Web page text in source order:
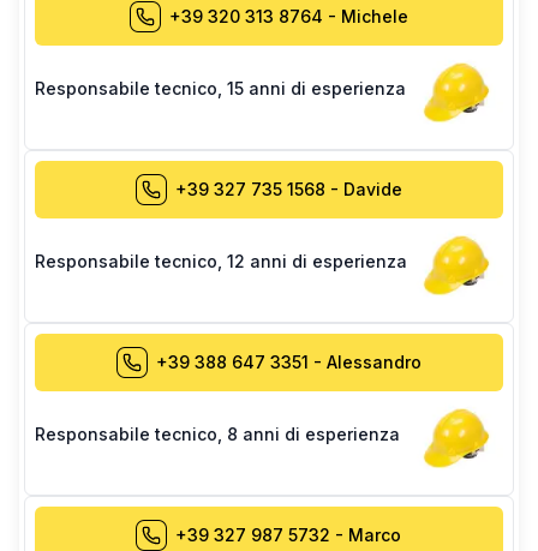
+39 320 313 8764 - Michele
Responsabile tecnico 15 anni di esperienza
+39 327 735 1568 - Davide
Responsabile tecnico 12 anni di esperienza
+39 388 647 3351 - Alessandro
Responsabile tecnico 8 anni di esperienza
+39 327 987 5732 - Marco